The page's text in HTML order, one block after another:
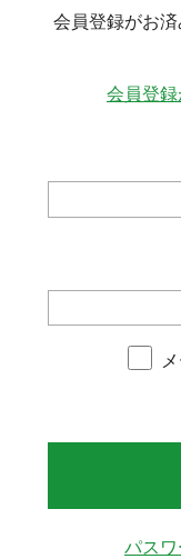
会員登録がお
会員登
パス